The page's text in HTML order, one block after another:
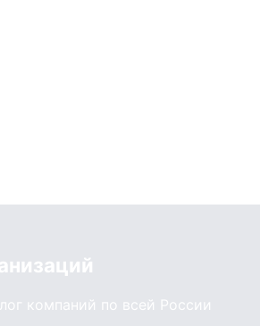
компаний по всей России